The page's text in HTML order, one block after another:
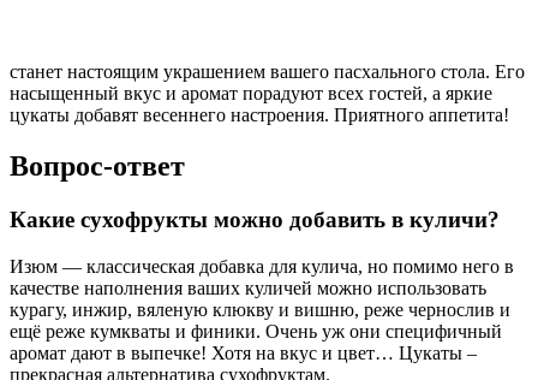
станет настоящим украшением вашего пасхального стола. Его
насыщенный вкус и аромат порадуют всех гостей, а яркие
цукаты добавят весеннего настроения. Приятного аппетита!
Вопрос-ответ
Какие сухофрукты можно добавить в куличи?
Изюм — классическая добавка для кулича, но помимо него в
качестве наполнения ваших куличей можно использовать
курагу, инжир, вяленую клюкву и вишню, реже чернослив и
ещё реже кумкваты и финики. Очень уж они специфичный
аромат дают в выпечке! Хотя на вкус и цвет… Цукаты –
прекрасная альтернатива сухофруктам.